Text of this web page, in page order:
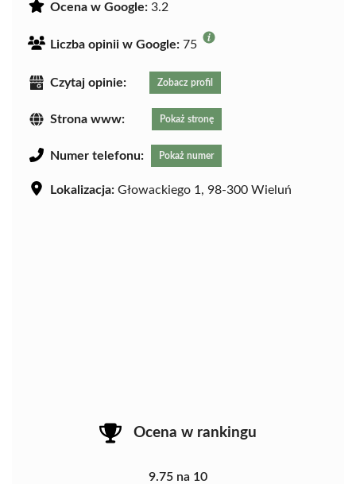
Ocena w Google: 3.2
Liczba opinii w Google: 75
Czytaj opinie: Zobacz profil
Strona www: Pokaż stronę
Numer telefonu: Pokaż numer
Lokalizacja: Głowackiego 1, 98-300 Wieluń
Ocena w rankingu
9.75 na 10